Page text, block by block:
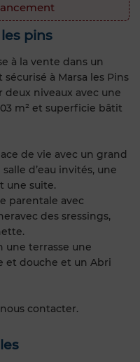
pins
à la vente dans un
à Marsa les Pins
niveaux avec une
m² et superficie bâtit
de vie avec un grand
d’eau invités, une
une suite.
parentale avec
des sressings,
une terrasse une
et douche et un Abri
contacter.